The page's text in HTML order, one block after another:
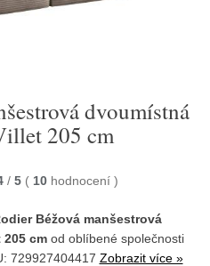
dvoumístná
205 cm
/ 5 ( 10 hodnocení )
Béžová manšestrová
cmod oblíbené společnosti
729927404417 Zobrazit více »